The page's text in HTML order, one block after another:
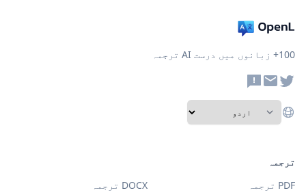
100+ زبانوں میں درست AI ترجمہ
ترجمہ
PDF ترجمہ
DOCX ترجمہ